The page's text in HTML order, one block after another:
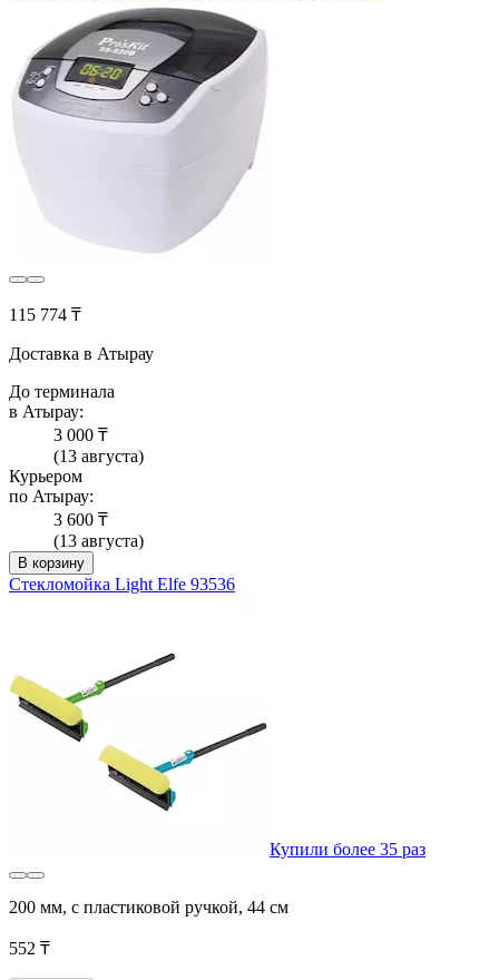
115 774 ₸
Доставка в Атырау
До терминала
в Атырау:
3 000 ₸
(13 августа)
Курьером
по Атырау:
3 600 ₸
(13 августа)
В корзину
Стекломойка Light Elfe 93536
Купили более 35 раз
200 мм, с пластиковой ручкой, 44 см
552 ₸